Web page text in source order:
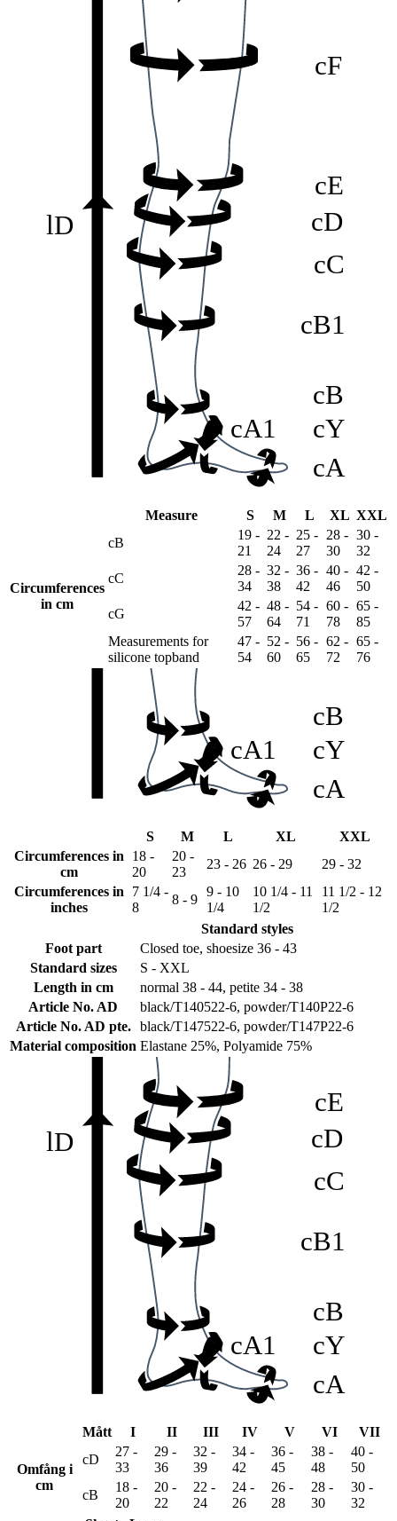
lD
cF
cE
cD
cC
cB1
cB
cY
cA1
cA
Measure S M L XL XXL
Circumferences
in cm
cB
19 -
21
22 -
24
25 -
27
28 -
30
30 -
32
cC
28 -
34
32 -
38
36 -
42
40 -
46
42 -
50
cG
42 -
57
48 -
64
54 -
71
60 -
78
65 -
85
Measurements for
silicone topband
47 -
54
52 -
60
56 -
65
62 -
72
65 -
76
cF
cE
cD
cC
cB1
cB
cY
cA1
cA
S M L XL
XXL
Circumferences in
cm
18 -
20
20 -
23
23 - 26 26 - 29
29 - 32
Circumferences in
inches
7 1/4 -
8
8 - 9
9 - 10
1/4
10 1/4 - 11
1/2
11 1/2 - 12
1/2
Standard styles
Foot part
Closed toe, shoesize 36 - 43
Standard sizes
S - XXL
Length in cm
normal 38 - 44, petite 34 - 38
Article No. AD
black/T140522-6, powder/T140P22-6
Article No. AD pte.
black/T147522-6, powder/T147P22-6
Material composition Elastane 25%, Polyamide 75%
lG
lD
cG
cE
cD
cC
cB1
cB
cY
cA1
cA
Mått I II III IV V VI VII
Omfång i
cm
cD
27 -
33
29 -
36
32 -
39
34 -
42
36 -
45
38 -
48
40 -
50
cB
18 -
20
20 -
22
22 -
24
24 -
26
26 -
28
28 -
30
30 -
32
cG
cF